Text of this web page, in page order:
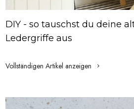
DIY - so tauschst du deine
Ledergriffe aus
Vollständigen Artikel anzeigen